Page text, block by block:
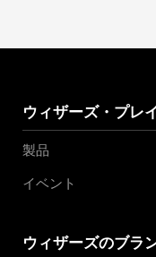
ウィザーズ・プレ
製品
イベント
ウィザーズのブラ